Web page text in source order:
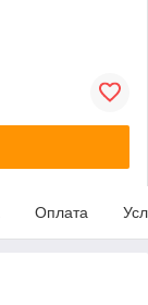
Оплата